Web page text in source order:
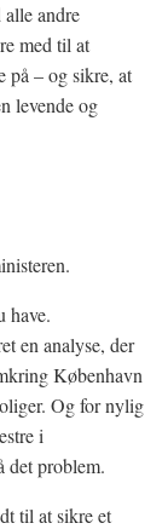
andre
med til at
på – og sikre, at
levende og
have.
en analyse, der
København
Og for nylig
i
det problem.
til at sikre et